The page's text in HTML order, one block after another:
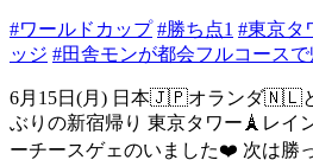
#ワールドカップ #勝ち点1 #東京タ
ッジ #田舎モンが都会フルコースで
6月15日(月) 日本🇯🇵オランダ🇳🇱
ぶりの新宿帰り 東京タワー🗼レイ
ーチースゲェのいました❤️ 次は勝